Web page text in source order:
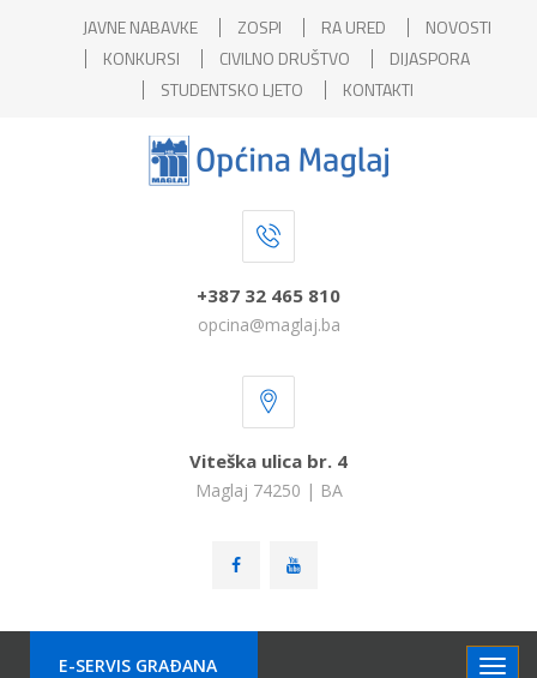
JAVNE NABAVKE ZOSPI RA URED
NOVOSTI
KONKURSI
CIVILNO DRUŠTVO
DIJASPORA
STUDENTSKO LJETO
KONTAKTI
+387 32 465 810
opcina@maglaj.ba
Viteška ulica br. 4
Maglaj 74250 | BA
E-SERVIS GRAÐANA